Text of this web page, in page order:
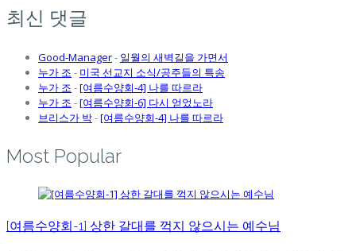
최신 댓글
Good-Manager- 일월의 새벽길을 가면서
누가 조 - 미국 선교지 소식/공주들의 특송
누가 조 -[여름수양회-4] 나를 따르라
누가 조 -[여름수양회-6] 다시 얻었노라
브리스가 박-[여름수양회-4] 나를 따르라
Most Popular
[여름수양회-1] 상한 갈대를 꺽지 않으시는 예수님